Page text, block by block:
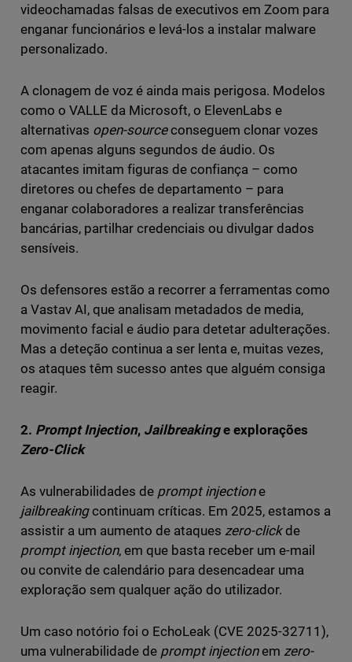
videochamadas falsas de executivos em Zoom para
enganar funcionários e levá-los a instalar malware
personalizado.
A clonagem de voz é ainda mais perigosa. Modelos
como o VALLE da Microsoft, o ElevenLabs e
alternativas open-sourceconseguem clonar vozes
com apenas alguns segundos de áudio. Os
atacantes imitam figuras de confiança – como
diretores ou chefes de departamento – para
enganar colaboradores a realizar transferências
bancárias, partilhar credenciais ou divulgar dados
sensíveis.
Os defensores estão a recorrer a ferramentas como
a Vastav AI, que analisam metadados de media,
movimento facial e áudio para detetar adulterações.
Mas a deteção continua a ser lenta e, muitas vezes,
os ataques têm sucesso antes que alguém consiga
reagir.
2. Prompt Injection, Jailbreakinge explorações
Zero-Click
As vulnerabilidades de prompt injectione
jailbreakingcontinuam críticas. Em 2025, estamos a
assistir a um aumento de ataques zero-clickde
prompt injection, em que basta receber um e-mail
ou convite de calendário para desencadear uma
exploração sem qualquer ação do utilizador.
Um caso notório foi o EchoLeak (CVE 2025-32711),
uma vulnerabilidade de prompt injectionem zero-